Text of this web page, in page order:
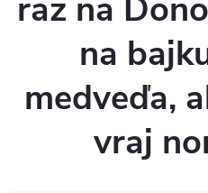
raz na
na
medveďa,
vraj